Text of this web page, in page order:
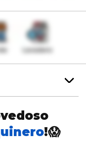
!😱